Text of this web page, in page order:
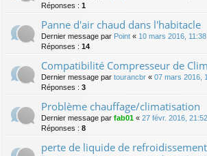
Réponses : 1
Panne d'air chaud dans l'habitacle
Dernier message par Point « 10 mars 2016, 11:38
Réponses : 14
Compatibilité Compresseur de Clim
Dernier message par tourancbr « 07 mars 2016,
Réponses : 3
Problème chauffage/climatisation
Dernier message par fab01 « 27 févr. 2016, 21:52
Réponses : 8
perte de liquide de